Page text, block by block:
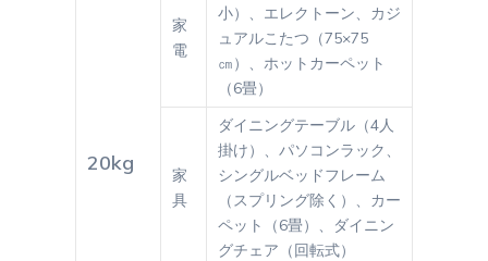
20kg
家
電
小）、エレクトーン、カジ
ュアルこたつ（75×75
㎝）、ホットカーペット
（6畳）
家
具
ダイニングテーブル（4人
掛け）、パソコンラック、
シングルベッドフレーム
（スプリング除く）、カー
ペット（6畳）、ダイニン
グチェア（回転式）